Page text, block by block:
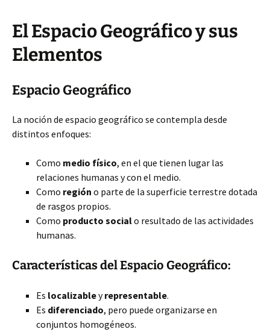
El Espacio Geográfico y sus
Elementos
Espacio Geográfico
La noción de espacio geográfico se contempla desde
distintos enfoques:
Como medio físico, en el que tienen lugar las
relaciones humanas y con el medio.
Como región o parte de la superficie terrestre dotada
de rasgos propios.
Como producto socialo resultado de las actividades
humanas.
Características del Espacio Geográfico:
Es localizableyrepresentable.
Es diferenciado, pero puede organizarse en
conjuntos homogéneos.